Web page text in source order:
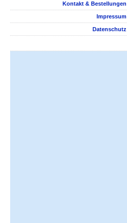
Kontakt & Bestellungen
Impressum
Datenschutz